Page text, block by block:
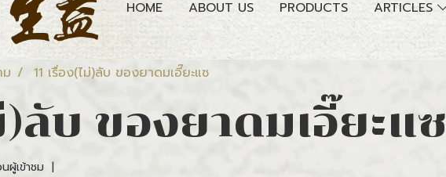
HOME ABOUT US PRODUCTS ARTICLES
11 เรื่อง(ไม่)ลับ ของยาดมเอี๊ยะแซ
)ลับ ของยาดมเอี๊ยะแซ
ผู้เข้าชม |